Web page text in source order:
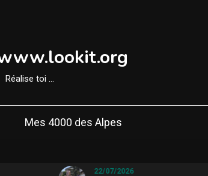
Réalise toi …
Mes 4000 des Alpes
22/07/2026